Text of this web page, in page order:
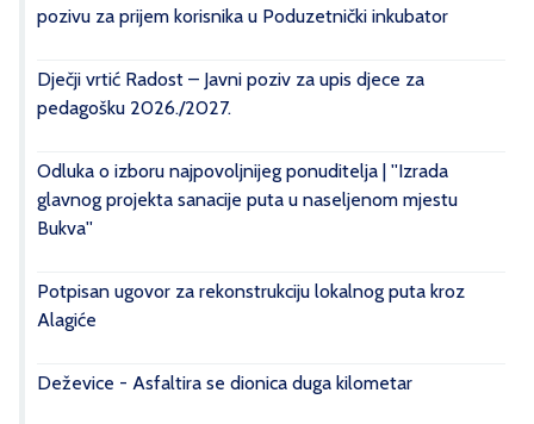
pozivu za prijem korisnika u Poduzetnički inkubator
Dječji vrtić Radost – Javni poziv za upis djece za
pedagošku 2026./2027.
Odluka o izboru najpovoljnijeg ponuditelja | ''Izrada
glavnog projekta sanacije puta u naseljenom mjestu
Bukva''
Potpisan ugovor za rekonstrukciju lokalnog puta kroz
Alagiće
Deževice - Asfaltira se dionica duga kilometar